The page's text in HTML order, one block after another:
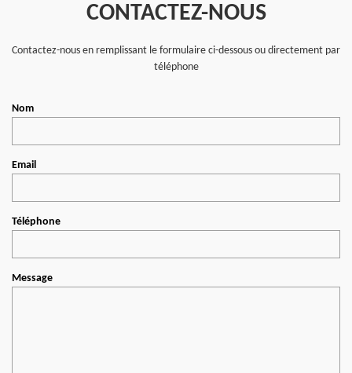
CONTACTEZ-NOUS
Contactez-nous en remplissant le formulaire ci-dessous ou directement par
téléphone
Nom
Email
Téléphone
Message